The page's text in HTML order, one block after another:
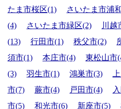
たま市桜区(1)
さいたま市浦
(4)
さいたま市緑区(2) 川越
(13)
行田市(1) 秩父市(2)
須市(1)
本庄市(4) 東松山市
(3)
羽生市(1) 鴻巣市(3)
市(7)
蕨市(4) 戸田市(4)
市(5)
和光市(6) 新座市(5)